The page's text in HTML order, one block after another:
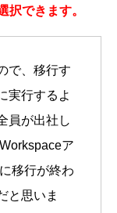
択できます。
で、移行す
実行するよ
員が出社し
ア
移行が終わ
と思いま